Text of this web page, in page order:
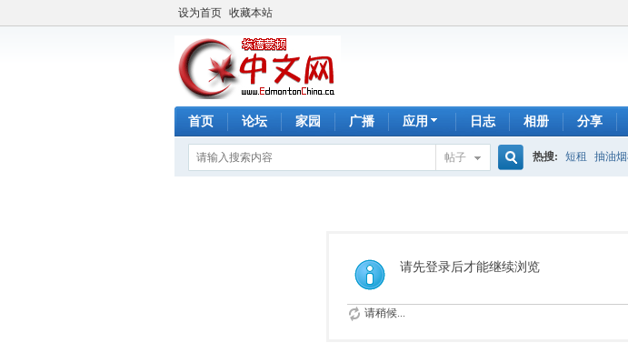
设为首页 收藏本站
首页 论坛 家园 广播 应用 日志 相册 分享
帖子
索
热搜: 短租 抽油
请先登录后才能继续浏览
请稍候...